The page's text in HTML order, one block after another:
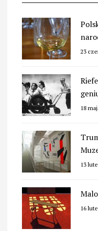
23
18
13
16